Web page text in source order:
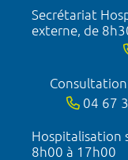
Secrétariat
externe, de
04 67
Hospitalisation
8h00 à 17h00